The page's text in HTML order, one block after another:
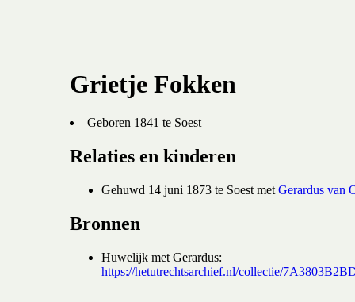
Grietje Fokken
Geboren 1841 te Soest
Relaties en kinderen
Gehuwd 14 juni 1873 te Soest met Gerardus van
Bronnen
Huwelijk met Gerardus:
https://hetutrechtsarchief.nl/collectie/